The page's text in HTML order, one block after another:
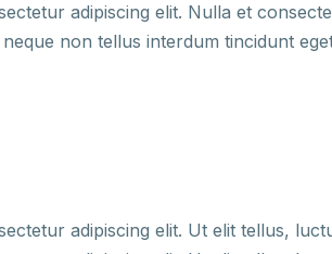
adipiscing elit. Nulla et
non tellus interdum tincidunt
adipiscing elit. Ut elit tellus,